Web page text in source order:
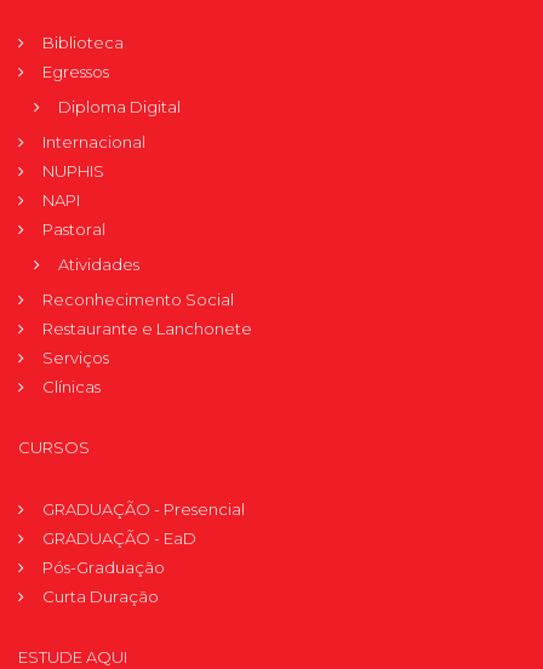
Biblioteca
Egressos
Diploma Digital
Internacional
NUPHIS
NAPI
Pastoral
Atividades
Reconhecimento Social
Restaurante e Lanchonete
Serviços
Clínicas
CURSOS
GRADUAÇÃO - Presencial
GRADUAÇÃO - EaD
Pós-Graduação
Curta Duração
ESTUDE AQUI